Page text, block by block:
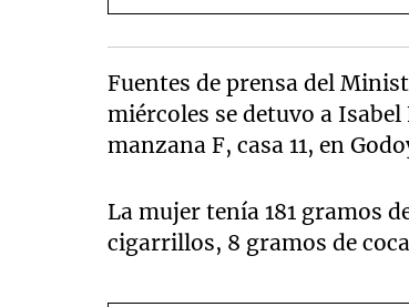
Fuentes de prensa del
miércoles se detuvo a
manzana F, casa 11, en
La mujer tenía 181 gramos
cigarrillos, 8 gramos de